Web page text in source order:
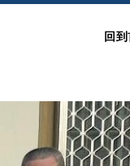
回